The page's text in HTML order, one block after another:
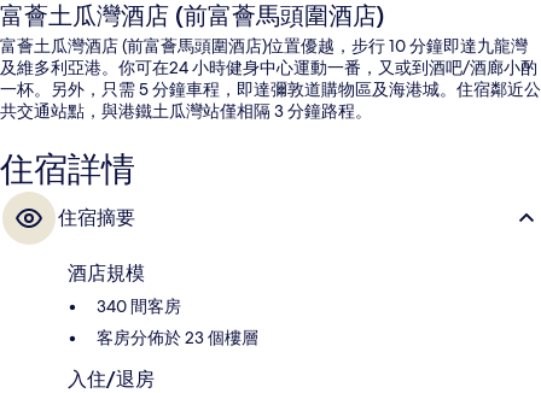
富薈土瓜灣酒店 (前富薈馬頭圍酒店)
富薈土瓜灣酒店 (前富薈馬頭圍酒店)位置優越，步行 10 分鐘即達九龍灣
及維多利亞港。你可在24 小時健身中心運動一番，又或到酒吧/酒廊小酌
一杯。另外，只需 5 分鐘車程，即達彌敦道購物區及海港城。住宿鄰近公
共交通站點，與港鐵土瓜灣站僅相隔 3 分鐘路程。
住宿詳情
住宿摘要
酒店規模
340 間客房
客房分佈於 23 個樓層
入住/退房